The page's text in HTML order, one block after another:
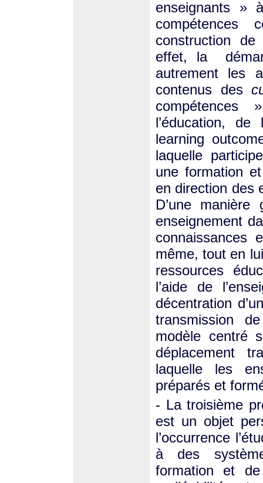
enseignants »
compétences
construction
effet, la
autrement les
contenus des
l’éducation,
learning
laquelle
une formation
en direction des
D’une
enseignement
connaissances
même, tout en
ressources
l’aide de
décentration
transmission
modèle centré
déplacement
laquelle les
préparés et
- La troisième
est un objet
l’occurrence
à des
formation et